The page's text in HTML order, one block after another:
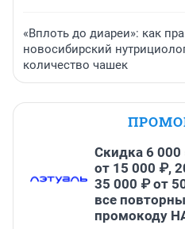
«Вплоть до диареи»: как
новосибирский
количество чашек
Скидка 6 000
от 15 000 ₽,
35 000 ₽ от
все
промокоду